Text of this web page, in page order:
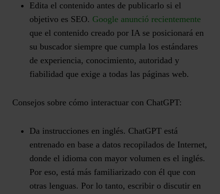
Edita el contenido antes de publicarlo si el
objetivo es SEO. Google anunció recientemente
que el contenido creado por IA se posicionará en
su buscador siempre que cumpla los estándares
de experiencia, conocimiento, autoridad y
fiabilidad que exige a todas las páginas web.
Consejos sobre cómo interactuar con ChatGPT:
Da instrucciones en inglés. ChatGPT está
entrenado en base a datos recopilados de Internet,
donde el idioma con mayor volumen es el inglés.
Por eso, está más familiarizado con él que con
otras lenguas. Por lo tanto, escribir o discutir en